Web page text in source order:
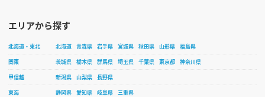
エリアから探す
北海道・東北 北海道 青森県 岩手県 宮城県 秋田県 山形県
福島県
関東
茨城県 栃木県 群馬県 埼玉県 千葉県 東京都
神奈川県
甲信越
新潟県 山梨県
長野県
東海
静岡県 愛知県 岐阜県
三重県